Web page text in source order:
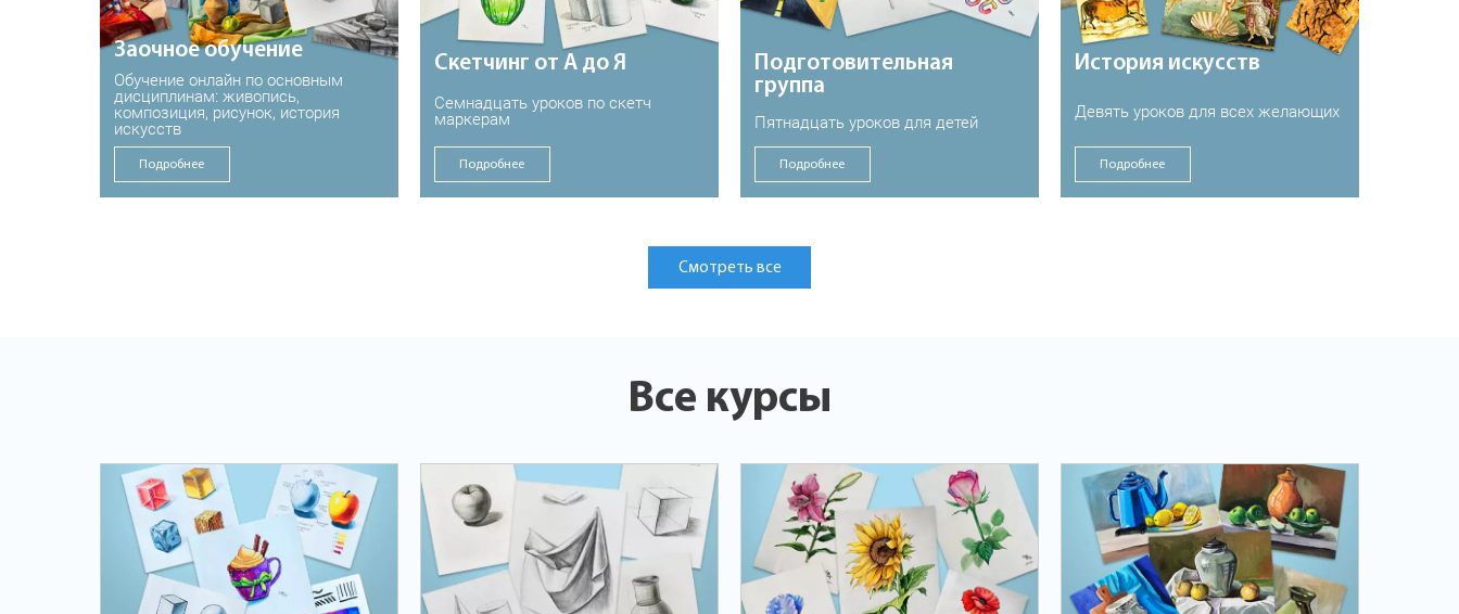
Заочное обучение
Обучение онлайн по основным
дисциплинам: живопись,
композиция, рисунок, история
искусств
Подробнее
Скетчинг от А до Я
Семнадцать уроков по скетч
маркерам
Подробнее
Подготовительная
группа
Пятнадцать уроков для детей
Подробнее
История искусств
Девять уроков для всех желающих
Подробнее
Смотреть все
Все курсы